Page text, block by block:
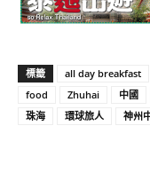
標籤 all day breakfast
food
Zhuhai 中國
珠海
環球旅人 神州